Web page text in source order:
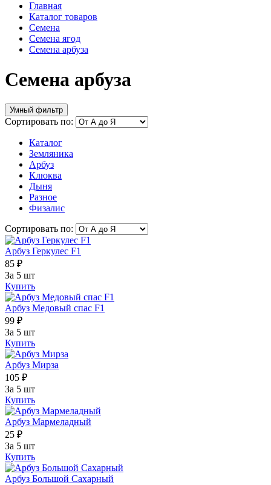
Главная
Каталог товаров
Семена
Семена ягод
Семена арбуза
Семена арбуза
Умный фильтр
Сортировать по:
Каталог
Земляника
Арбуз
Клюква
Дыня
Разное
Физалис
Сортировать по:
Арбуз Геркулес F1
85 ₽
За 5 шт
Купить
Арбуз Медовый спас F1
99 ₽
За 5 шт
Купить
Арбуз Мирза
105 ₽
За 5 шт
Купить
Арбуз Мармеладный
25 ₽
За 5 шт
Купить
Арбуз Большой Сахарный